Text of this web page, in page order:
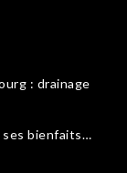
: drainage
bienfaits…